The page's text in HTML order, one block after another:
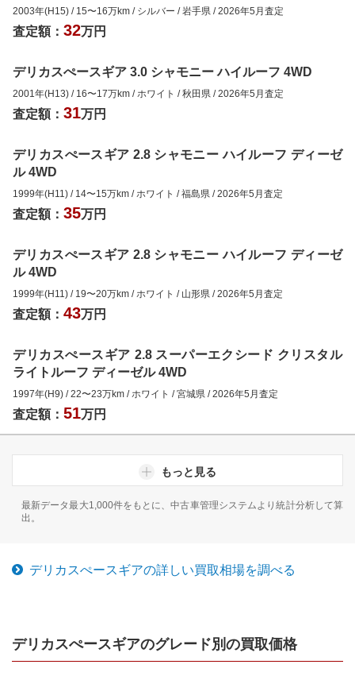
2003年(H15) / 15〜16万km / シルバー /岩手県 /2026年5月査定
査定額： 32万円
デリカスぺースギア 3.0 シャモニー ハイルーフ 4WD
2001年(H13) / 16〜17万km / ホワイト /秋田県 /2026年5月査定
査定額： 31万円
デリカスぺースギア 2.8 シャモニー ハイルーフ ディーゼ
ル 4WD
1999年(H11) / 14〜15万km / ホワイト /福島県 /2026年5月査定
査定額： 35万円
デリカスぺースギア 2.8 シャモニー ハイルーフ ディーゼ
ル 4WD
1999年(H11) / 19〜20万km / ホワイト / 山形県 /2026年5月査定
査定額： 43万円
デリカスぺースギア 2.8 スーパーエクシード クリスタル
ライトルーフ ディーゼル 4WD
1997年(H9) /22〜23万km / ホワイト /宮城県 /2026年5月査定
査定額： 51万円
もっと見る
最新データ最大1,000件をもとに、中古車管理システムより統計分析して算
出。
デリカスぺースギアの詳しい買取相場を調べる
デリカスぺースギアのグレード別の買取価格